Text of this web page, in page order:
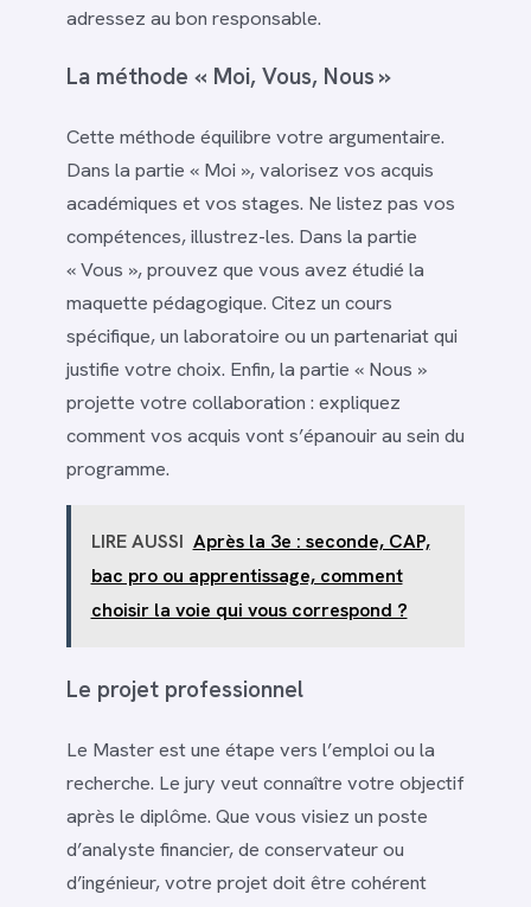
adressez au bon responsable.
La méthode « Moi, Vous, Nous »
Cette méthode équilibre votre argumentaire.
Dans la partie « Moi », valorisez vos acquis
académiques et vos stages. Ne listez pas vos
compétences, illustrez-les. Dans la partie
« Vous », prouvez que vous avez étudié la
maquette pédagogique. Citez un cours
spécifique, un laboratoire ou un partenariat qui
justifie votre choix. Enfin, la partie « Nous »
projette votre collaboration : expliquez
comment vos acquis vont s’épanouir au sein du
programme.
LIRE AUSSI Après la 3e : seconde, CAP,
bac pro ou apprentissage, comment
choisir la voie qui vous correspond ?
Le projet professionnel
Le Master est une étape vers l’emploi ou la
recherche. Le jury veut connaître votre objectif
après le diplôme. Que vous visiez un poste
d’analyste financier, de conservateur ou
d’ingénieur, votre projet doit être cohérent